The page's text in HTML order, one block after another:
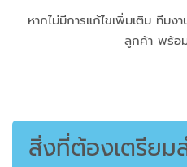
หากไม่มีการแก้ไขเพิ่มเติม ทีมง
ลูกค้า พร้อ
สิ่งที่ต้องเตรียม